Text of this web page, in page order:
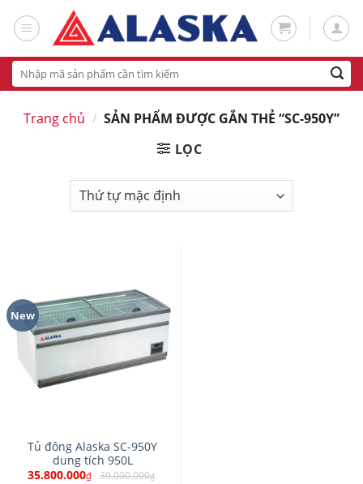
Tìm
kiếm:
Trang chủ / SẢN PHẨM ĐƯỢC GẮN THẺ “SC-950Y”
LỌC
New
Tủ đông Alaska SC-950Y
dung tích 950L
35.800.000₫ 39.000.000₫